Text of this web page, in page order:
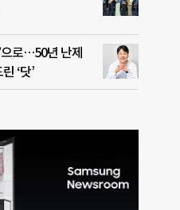
으로…50년 난제
‘닷’